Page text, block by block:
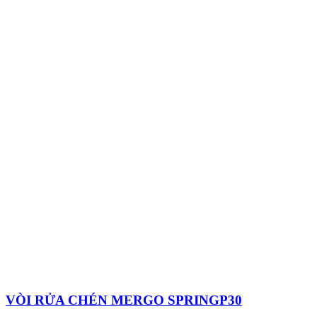
VÒI RỬA CHÉN MERGO SPRINGP30